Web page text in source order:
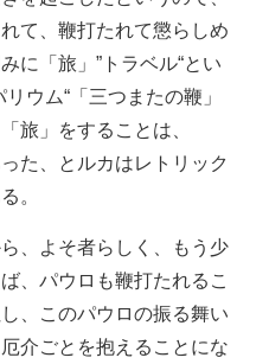
て、鞭打たれて懲らしめ
に「旅」”トラベル“とい
ウム“「三つまたの鞭」
旅」をすることは、
た、とルカはレトリック
。
、よそ者らしく、もう少
、パウロも鞭打たれるこ
、このパウロの振る舞い
介ごとを抱えることにな